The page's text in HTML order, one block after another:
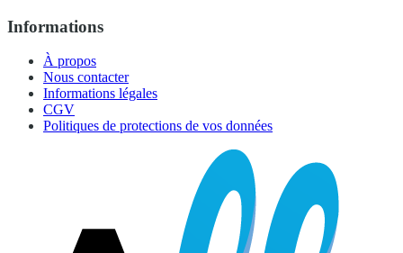
Informations
À propos
Nous contacter
Informations légales
CGV
Politiques de protections de vos données